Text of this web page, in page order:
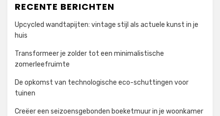
RECENTE BERICHTEN
Upcycled wandtapijten: vintage stijl als actuele kunst in je
huis
Transformeer je zolder tot een minimalistische
zomerleefruimte
De opkomst van technologische eco-schuttingen voor
tuinen
Creëer een seizoensgebonden boeketmuur in je woonkamer